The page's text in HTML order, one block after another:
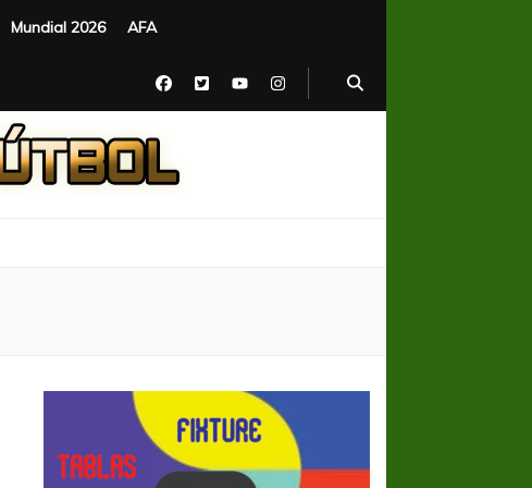
Mundial 2026 AFA